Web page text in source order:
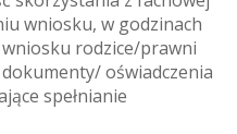
wniosku, w godzinach
rodzice/prawni
oświadczenia
spełnianie